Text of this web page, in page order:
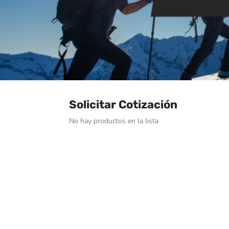
Solicitar Cotización
No hay productos en la lista